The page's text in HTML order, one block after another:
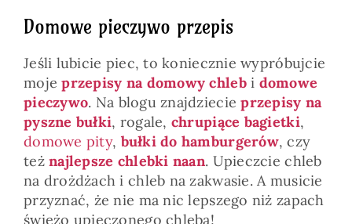
Domowe pieczywo przepis
Jeśli lubicie piec, to koniecznie wypróbujcie
mojeprzepisy na domowy chlebi domowe
pieczywo. Na blogu znajdziecieprzepisy na
pyszne bułki, rogale, chrupiące bagietki,
domowe pity, bułki do hamburgerów, czy
teżnajlepsze chlebki naan. Upieczcie chleb
na drożdżach i chleb na zakwasie. A musicie
przyznać, że nie ma nic lepszego niż zapach
świeżo upieczonego chleba!